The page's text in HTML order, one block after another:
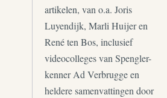
artikelen, van o.a. Joris
Luyendijk, Marli Huijer en
René ten Bos, inclusief
videocolleges van Spengler-
kenner Ad Verbrugge en
heldere samenvattingen door